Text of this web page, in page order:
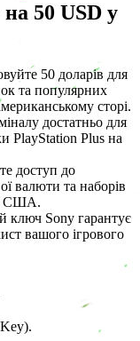
50 USD у
50 доларів для
та популярних
сторі.
достатньо для
PlayStation Plus на
доступ до
валюти та наборів
США.
ключ Sony гарантує
вашого ігрового